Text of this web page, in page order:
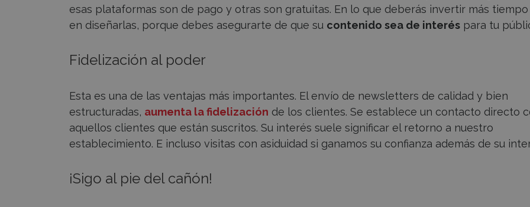
esas plataformas son de pago y otras son gratuitas. En lo que deberás invertir más tiempo
en diseñarlas, porque debes asegurarte de que su contenido sea de interés para tu
Fidelización al poder
Esta es una de las ventajas más importantes. El envío de newsletters de calidad y bien
estructuradas, aumenta la fidelización de los clientes. Se establece un contacto directo
aquellos clientes que están suscritos. Su interés suele significar el retorno a nuestro
establecimiento. E incluso visitas con asiduidad si ganamos su confianza además de su
¡Sigo al pie del cañón!